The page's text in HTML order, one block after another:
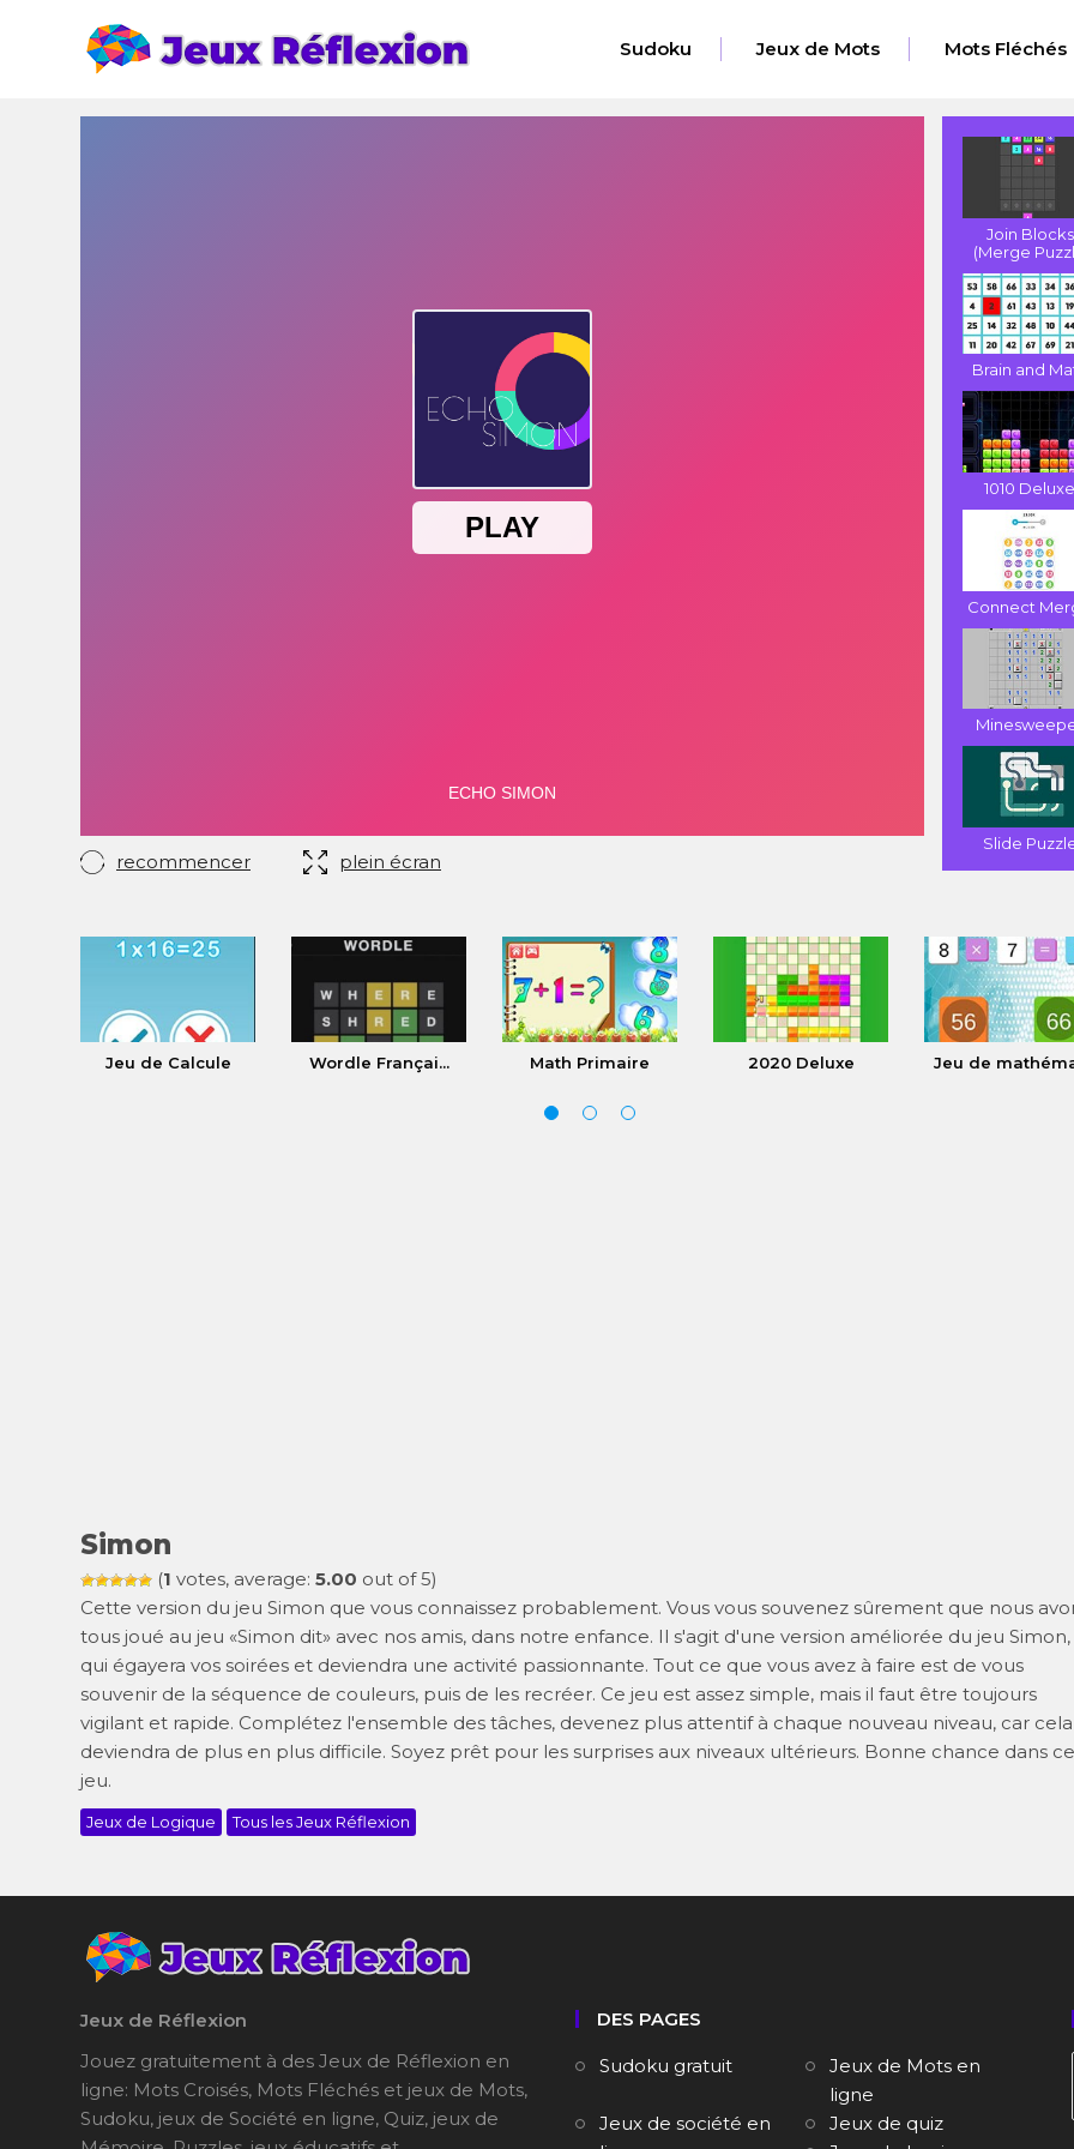
Sudoku Jeux de Mots Mots Fléchés
recommencer plein écran
Join Blocks
(Merge
Brain and
1010 Deluxe
Connect
Slide
Jeu de Calcule Wordle Françai... Math Primaire 2020 Deluxe Jeu de
Simon
(1 votes, average: 5.00 out of 5)
Cette version du jeu Simon que vous connaissez probablement. Vous vous souvenez sûrement que nous
tous joué au jeu «Simon dit» avec nos amis, dans notre enfance. Il s'agit d'une version améliorée du jeu Simon,
qui égayera vos soirées et deviendra une activité passionnante. Tout ce que vous avez à faire est de vous
souvenir de la séquence de couleurs, puis de les recréer. Ce jeu est assez simple, mais il faut être toujours
vigilant et rapide. Complétez l'ensemble des tâches, devenez plus attentif à chaque nouveau niveau, car cela
deviendra de plus en plus difficile. Soyez prêt pour les surprises aux niveaux ultérieurs. Bonne chance dans ce
jeu.
Jeux de Logique Tous les Jeux Réflexion
Jeux de Réflexion
Jouez gratuitement à des Jeux de Réflexion en
ligne: Mots Croisés, Mots Fléchés et jeux de Mots,
Sudoku, jeux de Société en ligne, Quiz, jeux de
DES PAGES
Sudoku gratuit
Jeux de Mots en
ligne
Jeux de société en
Jeux de quiz